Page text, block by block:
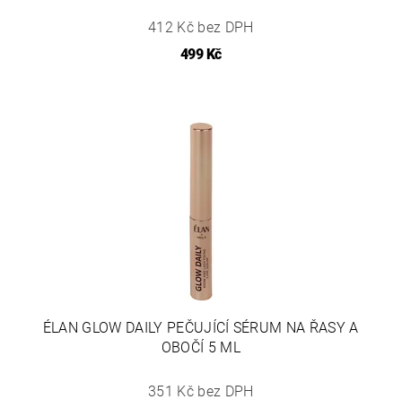
412 Kč bez DPH
499 Kč
ÉLAN GLOW DAILY PEČUJÍCÍ SÉRUM NA ŘASY A
OBOČÍ 5 ML
351 Kč bez DPH